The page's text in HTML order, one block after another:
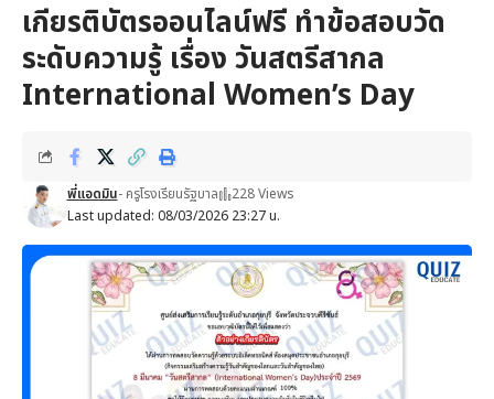
เกียรติบัตรออนไลน์ฟรี ทำข้อสอบวัด
ระดับความรู้ เรื่อง วันสตรีสากล
International Women’s Day
Last updated: 08/03/2026 23:27 น.
พี่แอดมิน- ครูโรงเรียนรัฐบาล 228 Views